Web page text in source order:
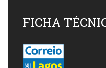
FICHA